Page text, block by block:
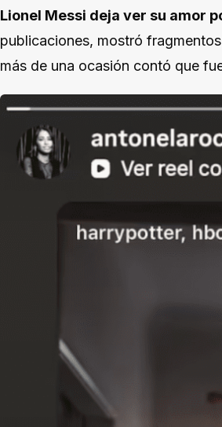
Lionel Messi deja ver su amor
publicaciones, mostró
más de una ocasión contó que